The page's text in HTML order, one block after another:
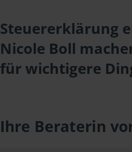
Steuererklärung
Nicole Boll
für wichtigere
Ihre Beraterin